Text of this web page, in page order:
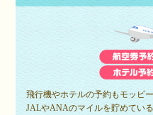
飛行機やホテルの予約もモッピ
JALやANAのマイルを貯めてい